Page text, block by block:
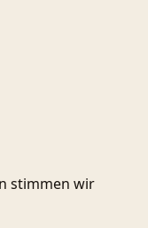
stimmen wir